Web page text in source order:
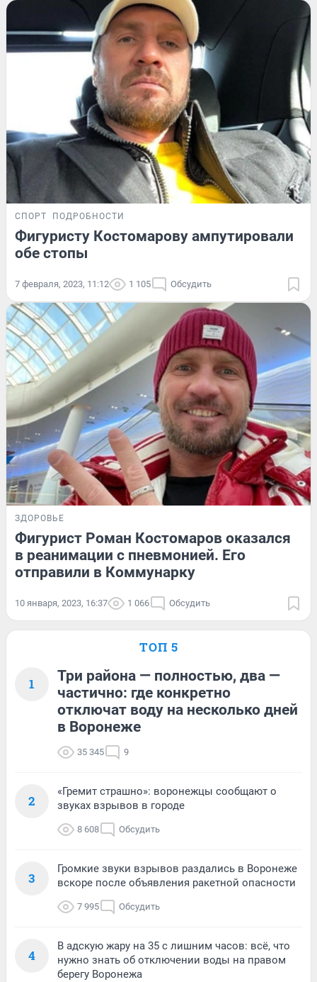
СПОРТ ПОДРОБНОСТИ
Фигуристу Костомарову ампутировали
обе стопы
7 февраля, 2023, 11:12 1 105 Обсудить
ЗДОРОВЬЕ
Фигурист Роман Костомаров оказался
в реанимации с пневмонией. Его
отправили в Коммунарку
10 января, 2023, 16:37 1 066 Обсудить
ТОП 5
1
Три района — полностью, два —
частично: где конкретно
отключат воду на несколько дней
в Воронеже
35 345 9
2
«Гремит страшно»: воронежцы сообщают о
звуках взрывов в городе
8 608 Обсудить
3
Громкие звуки взрывов раздались в Воронеже
вскоре после объявления ракетной опасности
7 995 Обсудить
4
В адскую жару на 35 с лишним часов: всё, что
нужно знать об отключении воды на правом
берегу Воронежа